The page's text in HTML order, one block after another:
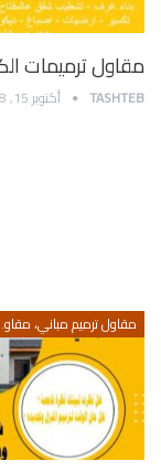
مقاول ترميمات
TASHTEB أكتوبر 15, 2018
مقاول